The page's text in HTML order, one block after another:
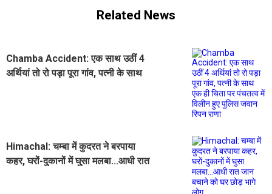
Related News
Chamba Accident: एक साथ उठीं 4
अर्थियां तो रो पड़ा पूरा गांव, पत्नी के साथ
Himachal: चम्बा में कुदरत ने बरपाया
कहर, घरों-दुकानों में घुसा मलबा...आधी रात